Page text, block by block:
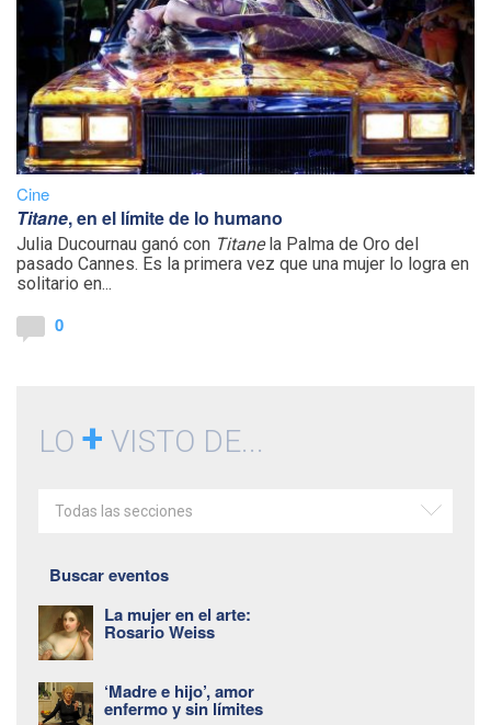
Cine
Titane, en el límite de lo humano
Julia Ducournau ganó con Titanela Palma de Oro del
pasado Cannes. Es la primera vez que una mujer lo logra en
solitario en...
0
LO + VISTO DE...
Todas las secciones
Buscar eventos
La mujer en el arte:
Rosario Weiss
‘Madre e hijo’, amor
enfermo y sin límites